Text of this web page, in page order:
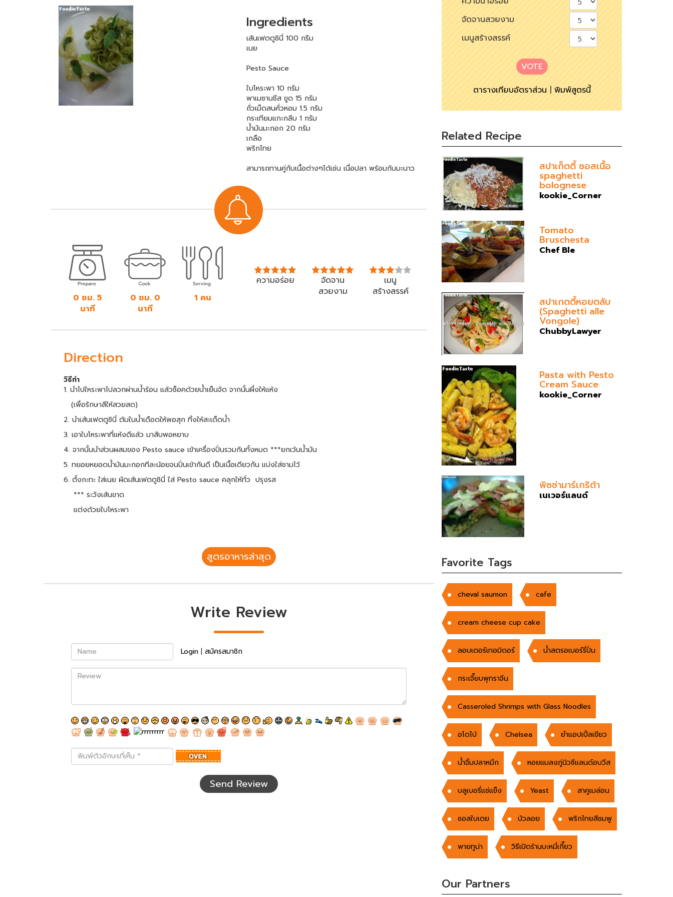
Ingredients
เส้นเฟตตูชินี่ 100 กรีม
เนย
Pesto Sauce
ใบโหระพา 10 กรัม
พาเมซานชีส ขูด 15 กรัม
ถั่วเม็ดสนคั่วหอม 1.5 กรัม
กระเทียมแกะกลีบ 1 กรัม
น้ำมันมะกอก 20 กรัม
เกลือ
พริกไทย
สามารถทานคู่กับเนื้อต่างๆได้เช่น เนื่อปลา พร้อมกับมะนาว
0 ชม. 5
นาที
0 ชม. 0
นาที
1 คน
ความอร่อย
จัดจาน
สวยงาม
เมนู
สร้างสรรค์
Direction
วิธีทำ
1. นำไปใหระพาไปลวกผ่านน้ำร้อน แล้วช็อคด้วยน้ำเย็นจัด จากนั้นผึ่งให้แห้ง
(เพื่อรักษาสีให้สวยสด)
2. นำเส้นเฟตตูชินี่ ต้มในน้ำเดือดให้พอสุก ทิ้งให้สะเด็ดน้ำ
3. เอาใบโหระพาที่แห้งดีแล้ว มาสับพอหยาบ
4. จากนั้นนำส่วนผสมของ Pesto sauce เข้าเครื่องปั่นรวมกันทั้งหมด ***ยกเว้นน้ำมัน
5. ทยอยหยอดน้ำมันมะกอกทีละน้อยจนปั่นเข้ากันดี เป็นเนื้อเดียวกัน แบ่งใส่ชามไว้
6. ตั้งกะทะ ใส่เนย ผัดเส้นเฟตตูชินี่ ใส่ Pesto sauce คลุกให้ทั่ว ปรุงรส
*** ระวังเส้นขาด
แต่งด้วยใบโหระพา
สูตรอาหารล่าสุด
Write Review
Name Login | สมัครสมาชิก
Review
พิมพ์
ตัว
Send Review
จัดจานสวยงาม
เมนูสร้างสรรค์
VOTE
ตารางเทียบอัตราส่วน|พิมพ์สูตรนี้
Related Recipe
สปาเก็ตตี้ ซอสเนื้อ
spaghetti
bolognese
kookie_Corner
Tomato
Bruschesta
Chef Ble
สปาเกตตี้หอยตลับ
(Spaghetti alle
Vongole)
ChubbyLawyer
Pasta with Pesto
Cream Sauce
kookie_Corner
พิซซ่ามาร์เกริต้า
เนเวอร์แลนด์
Favorite Tags
cheval saumon cafe
cream cheese cup cake
ลอบเตอร์เทอมิดอร์ นํ้าสตรอเบอร์รี่ปั่น
กระเจี๊ยบพุทราจีน
Casseroled Shrimps with Glass Noodles
อโดโบ้ Chelsea ยำแอปเปิ้ลเขียว
น้ำจิ้มปลาหมึก หอยแมลงภู่นิวซีแลนด์อบวีส
บลูเบอรี่แช่แข็ง Yeast สาคูเมล่อน
ซอสใบเตย บัวลอย พริกไทยสีชมพู
พายทูน่า วิธีเปิดร้านบะหมี่เกี๊ยว
Our Partners